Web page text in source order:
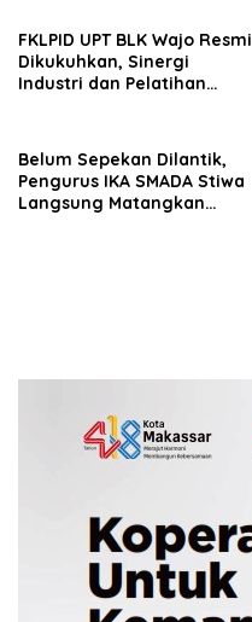
FKLPID UPT BLK Wajo Resmi
Dikukuhkan, Sinergi
Industri dan Pelatihan
Belum Sepekan Dilantik,
Pengurus IKA SMADA Stiwa
Langsung Matangkan